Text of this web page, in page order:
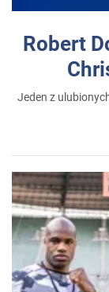
Robert
Jeden z